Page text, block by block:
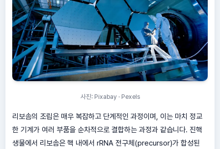
사진: Pixabay · Pexels
리보솜의 조립은 매우 복잡하고 단계적인 과정이며, 이는 마치 정교
한 기계가 여러 부품을 순차적으로 결합하는 과정과 같습니다. 진핵
생물에서 리보솜은 핵 내에서 rRNA 전구체(precursor)가 합성된